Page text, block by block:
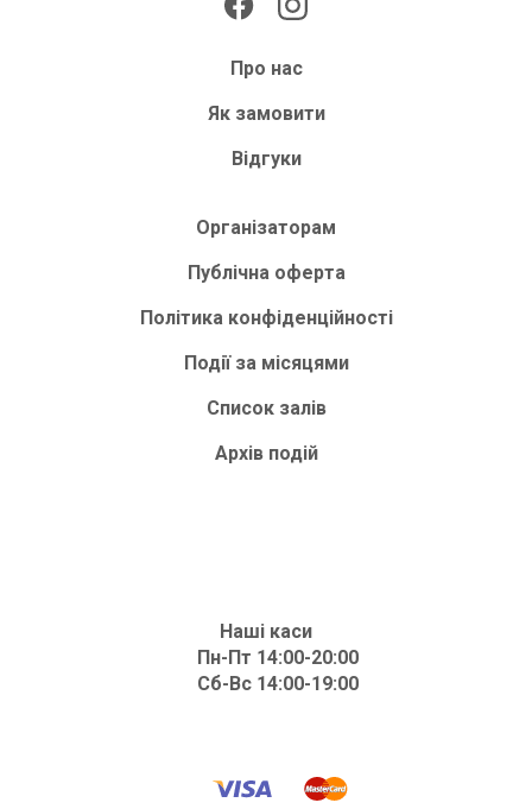
Про нас
Як замовити
Відгуки
Організаторам
Публічна оферта
Політика конфіденційності
Події за місяцями
Список залів
Архів подій
Наші каси
Пн-Пт 14:00-20:00
Сб-Вс 14:00-19:00